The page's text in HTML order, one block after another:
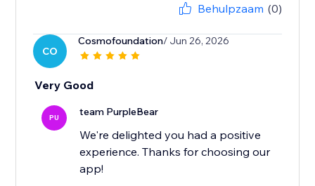
Behulpzaam (0)
CO
Cosmofoundation/ Jun 26, 2026
Very Good
PU team PurpleBear
We're delighted you had a positive
experience. Thanks for choosing our
app!